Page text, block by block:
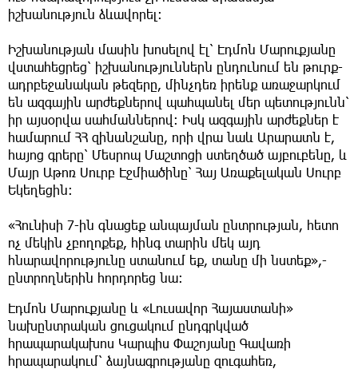
իշխանություն ձևավորել։
Իշխանության մասին խոսելով էլ՝ Էդմոն Մարուքյանը
վստահեցրեց՝ իշխանություններն ընդունում են թուրք-
ադրբեջանական թեզերը, մինչդեռ իրենք առաջարկում
են ազգային արժեքներով պահպանել մեր պետությունն՝
իր այսօրվա սահմաններով։ Իսկ ազգային արժեքներ է
համարում ՀՀ զինանշանը, որի վրա նաև Արարատն է,
հայոց գրերը՝ Մեսրոպ Մաշտոցի ստեղծած այբուբենը, և
Մայր Աթոռ Սուրբ Էջմիածինը՝ Հայ Առաքելական Սուրբ
Եկեղեցին։
«Հունիսի 7-ին գնացեք անպայման ընտրության, հետո
ոչ մեկին չբողոքեք, հինգ տարին մեկ այդ
հնարավորությունը ստանում եք, տանը մի նստեք»,-
ընտրողներին հորդորեց նա։
Էդմոն Մարուքյանը և «Լուսավոր Հայաստանի»
նախընտրական ցուցակում ընդգրկված
հրապարակախոս Կարպիս Փաշոյանը Գավառի
հրապարակում՝ ձայնագրությանը զուգահեռ,